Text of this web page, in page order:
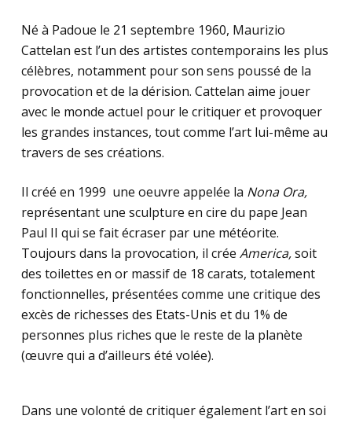
Né à Padoue le 21 septembre 1960, Maurizio
Cattelan est l’un des artistes contemporains les plus
célèbres, notamment pour son sens poussé de la
provocation et de la dérision. Cattelan aime jouer
avec le monde actuel pour le critiquer et provoquer
les grandes instances, tout comme l’art lui-même au
travers de ses créations.
Il créé en 1999 une oeuvre appelée la Nona Ora,
représentant une sculpture en cire du pape Jean
Paul II qui se fait écraser par une météorite.
Toujours dans la provocation, il crée America,soit
des toilettes en or massif de 18 carats, totalement
fonctionnelles, présentées comme une critique des
excès de richesses des Etats-Unis et du 1% de
personnes plus riches que le reste de la planète
(œuvre qui a d’ailleurs été volée).
Dans une volonté de critiquer également l’art en soi